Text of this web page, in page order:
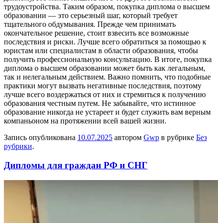
трудоустройства. Таким образом, покупка диплома о высшем
образовании — это серьезный шаг, который требует
тщательного обдумывания. Прежде чем принимать
окончательное решение, стоит взвесить все возможные
последствия и риски. Лучше всего обратиться за помощью к
юристам или специалистам в области образования, чтобы
получить профессиональную консультацию. В итоге, покупка
диплома о высшем образовании может быть как легальным,
так и нелегальным действием. Важно помнить, что подобные
практики могут вызвать негативные последствия, поэтому
лучше всего воздержаться от них и стремиться к получению
образования честным путем. Не забывайте, что истинное
образование никогда не устареет и будет служить вам верным
компаньоном на протяжении всей вашей жизни.
Запись опубликована 10.07.2025 автором Gwp в рубрике Без
рубрики.
Дипломы для граждан РФ и СНГ